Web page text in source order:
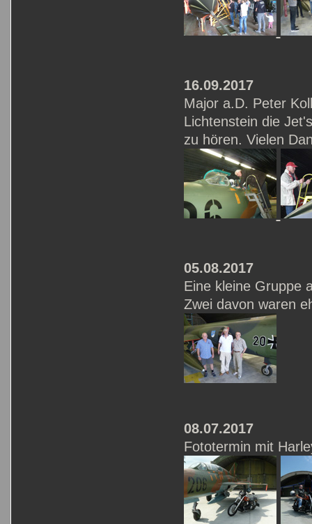
16.09.2017
Major a.D. Peter
Lichtenstein die
zu hören. Vielen
05.08.2017
Eine kleine Gruppe
Zwei davon waren
08.07.2017
Fototermin mit